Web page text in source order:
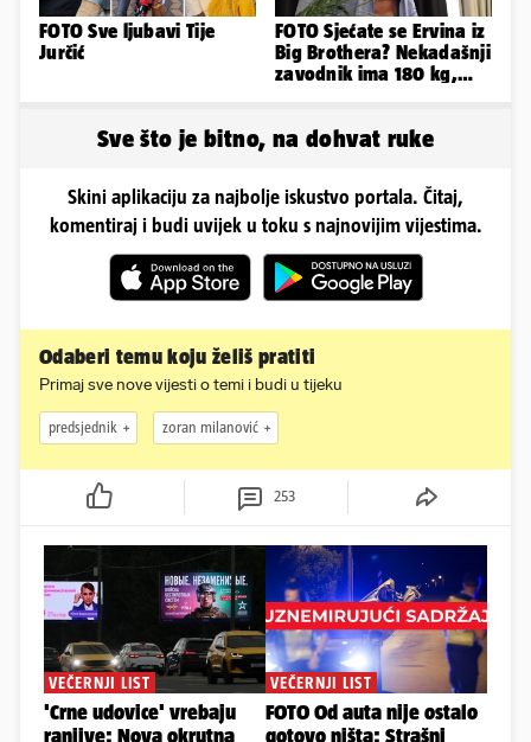
FOTO Sve ljubavi Tije
Jurčić
FOTO Sjećate se Ervina iz
Big Brothera? Nekadašnji
zavodnik ima 180 kg,
Sve što je bitno, na dohvat ruke
Skini aplikaciju za najbolje iskustvo portala. Čitaj,
komentiraj i budi uvijek u toku s najnovijim vijestima.
Odaberi temu koju želiš pratiti
Primaj sve nove vijesti o temi i budi u tijeku
predsjednik zoran milanović
253